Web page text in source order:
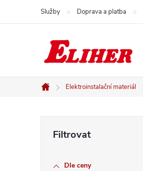
Služby Doprava a platba
Domů
Elektroinstalační materiál
Dle ceny